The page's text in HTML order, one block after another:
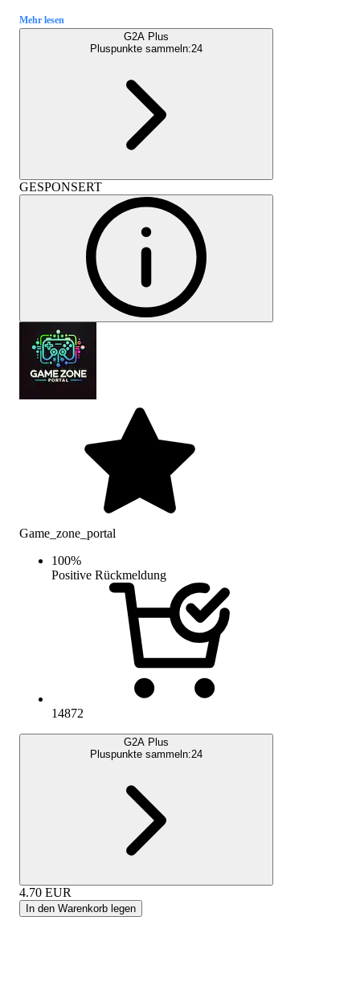
Mehr lesen
G2A Plus
Pluspunkte sammeln:24
GESPONSERT
Game_zone_portal
100%
Positive Rückmeldung
14872
G2A Plus
Pluspunkte sammeln:24
4.70 EUR
In den Warenkorb legen